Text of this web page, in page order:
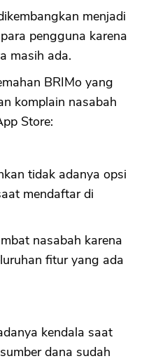
menjadi
pengguna karena
masih ada.
BRIMo yang
komplain nasabah
Store:
tidak adanya opsi
mendaftar di
nasabah karena
fitur yang ada
kendala saat
dana sudah